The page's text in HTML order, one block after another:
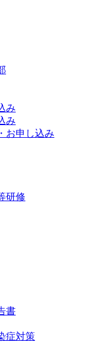
み
み
お申し込み
研修
書
症対策